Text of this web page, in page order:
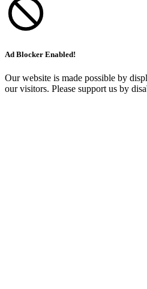
Ad Blocker Enabled!
Our website is made possible by
our visitors. Please support us by